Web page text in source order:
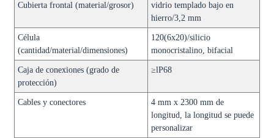
Cubierta frontal (material/grosor)
vidrio templado bajo en
hierro/3,2 mm
Célula
(cantidad/material/dimensiones)
120(6x20)/silicio
monocristalino, bifacial
Caja de conexiones (grado de
protección)
≥lP68
Cables y conectores
4 mm x 2300 mm de
longitud, la longitud se puede
personalizar